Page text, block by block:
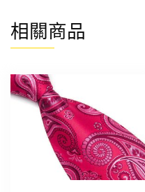
相關商品